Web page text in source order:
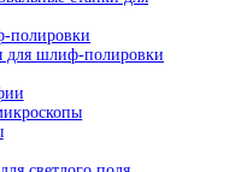
и сплавов
металла и